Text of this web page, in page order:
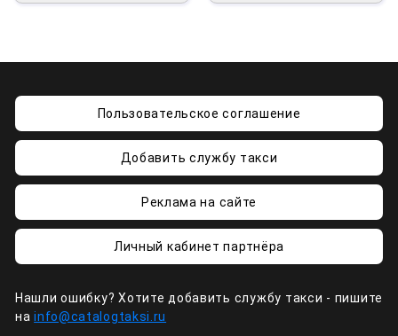
Пользовательское соглашение
Добавить службу такси
Реклама на сайте
Личный кабинет партнёра
Нашли ошибку? Хотите добавить службу такси - пишите
наinfo@catalogtaksi.ru